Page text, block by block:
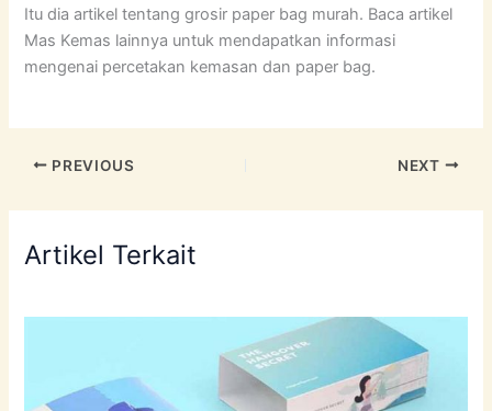
Itu dia artikel tentang grosir paper bag murah. Baca artikel
Mas Kemas lainnya untuk mendapatkan informasi
mengenai percetakan kemasan dan paper bag.
PREVIOUS NEXT
Artikel Terkait